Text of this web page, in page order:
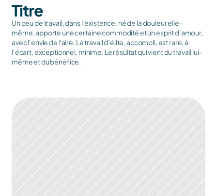
Titre
Un peu de travail, dans l’existence, né de la douleur elle-
même, apporte une certaine commodité et un esprit d’amour,
avec l’envie de faire. Le travail d’élite, accompli, est rare, à
l’écart, exceptionnel, minime. Le résultat qui vient du travail lui-
même et du bénéfice.